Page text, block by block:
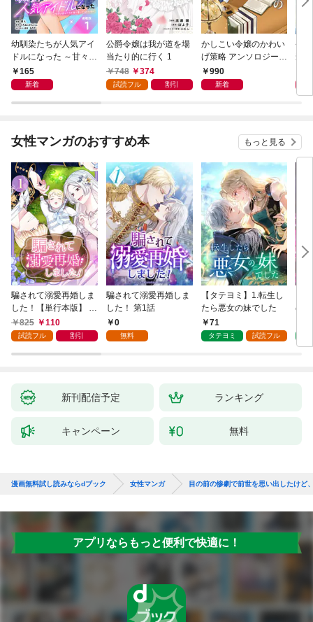
幼馴染たちが人気アイ
ドルになった ～甘々な
彼女たちは俺に貢いで
くれている～ 連載版：
165
新着
公爵令嬢は我が道を場
当たり的に行く 1
748
374
試読フル 割引
かしこい令嬢のかわい
げ策略 アンソロジーコ
ミック
990
新着
今
遅
ソ
女性マンガのおすすめ本 もっと見る
騙されて溺愛再婚しま
した！【単行本版】 1
巻825 110
試読フル 割引
騙されて溺愛再婚しま
した！ 第1話
0
無料
【タテヨミ】1.転生し
たら悪女の妹でした
71
タテヨミ 試読フル
の
新刊配信予定 ランキング
キャンペーン 無料
漫画無料試し読みならdブック 女性マンガ 目の前の惨劇で前世を思い出したけど
アプリならもっと便利で快適に！